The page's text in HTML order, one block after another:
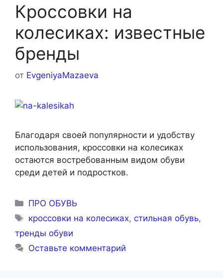
Кроссовки на
колесиках: известные
бренды
от EvgeniyaMazaeva
Благодаря своей популярности и удобству
использования, кроссовки на колесиках
остаются востребованным видом обуви
среди детей и подростков.
Рубрики
ПРО ОБУВЬ
Метки
кроссовки на колесиках, стильная обувь,
тренды обуви
Оставьте комментарий